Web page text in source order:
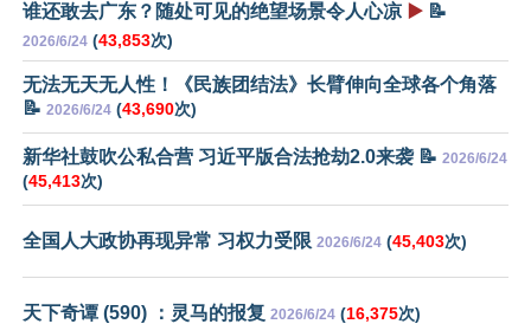
谁还敢去广东？随处可见的绝望场景令人心凉 ▶️ 📝
2026/6/24 (43,853次)
无法无天无人性！《民族团结法》长臂伸向全球各个角落
📝 2026/6/24 (43,690次)
新华社鼓吹公私合营 习近平版合法抢劫2.0来袭 📝 2026/6/24
(45,413次)
全国人大政协再现异常 习权力受限 2026/6/24 (45,403次)
天下奇谭 (590) ：灵马的报复 2026/6/24 (16,375次)